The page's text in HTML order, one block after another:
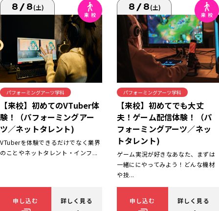
8/8(土)
パフォーミングアーツ学科
【来校】初めてのVTuber体
験！（パフォーミングアー
ツ／ネットタレント)
VTuberを体験できるだけでなく業界
のことやネットタレント・インフ...
申し込む 詳しく見る
8/8(土)
パフォーミングアーツ学科
【来校】初めてでも大丈
夫！ゲーム配信体験！（パ
フォーミングアーツ／ネッ
トタレント)
ゲーム実況が好きなあなた、まずは
一緒ににやってみよう！どんな機材
や技...
申し込む 詳しく見る